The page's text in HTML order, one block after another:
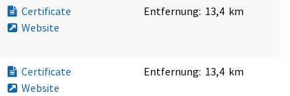
Certificate
Website
Entfernung: 13,4 km
Certificate
Website
Entfernung: 13,4 km